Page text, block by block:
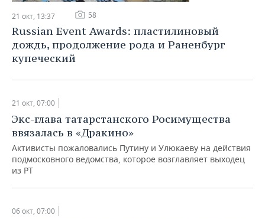
НЕФТЕХИМИЯ
НЕФТЬ
ОПК
РОЗНИЧНАЯ ТОРГОВЛЯ
ТРАНСПОРТ
НОВОСТИ ТЕХНОЛОГИЙ
IT
ТЕЛЕКОММУНИКАЦИИ
МЕРОПРИЯТИЯ
НОВОСТИ МЕРОПРИЯТИЙ
БИЗНЕС-БРАНЧИ
ONLINE-КОНФЕРЕНЦИИ
ОТКРЫТАЯ ЛЕКЦИЯ
СПОРТ
ФУТБОЛ
ХОККЕЙ
БАСКЕТБОЛ
ВОЛЕЙБОЛ
КИБЕРСПОРТ
ОБЩЕСТВО
НОВОСТИ ОБЩЕСТВА
ВЛАСТЬ
ИНФРАСТРУКТУРА
ИСТОРИЯ
КУЛЬТУРА
ФОТОГАЛЕРЕЯ
СЮЖЕТЫ
СПРАВОЧНИК
СПИСОК ПЕРСОН
СПИСОК КОМПАНИЙ
ПОЛНАЯ ВЕРСИЯ
21 окт, 13:37 58
Russian Event Awards: пластилиновый
дождь, продолжение рода и Раненбург
купеческий
21 окт, 07:00
Экс-глава татарстанского Росимущества
ввязалась в «Дракино»
Активисты пожаловались Путину и Улюкаеву на действия
подмосковного ведомства, которое возглавляет выходец
из РТ
06 окт, 07:00